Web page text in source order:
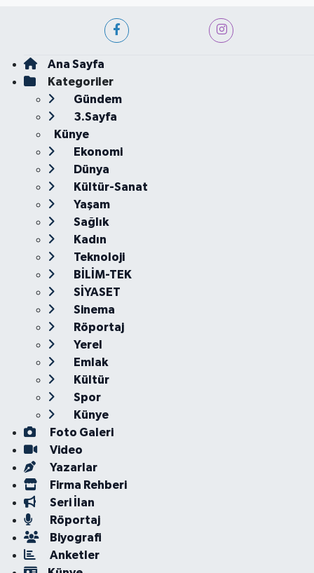
Ana Sayfa
Kategoriler
Gündem
3.Sayfa
Künye
Ekonomi
Dünya
Kültür-Sanat
Yaşam
Sağlık
Kadın
Teknoloji
BİLİM-TEK
SİYASET
Sinema
Röportaj
Yerel
Emlak
Kültür
Spor
Künye
Foto Galeri
Video
Yazarlar
Firma Rehberi
Seri İlan
Röportaj
Biyografi
Anketler